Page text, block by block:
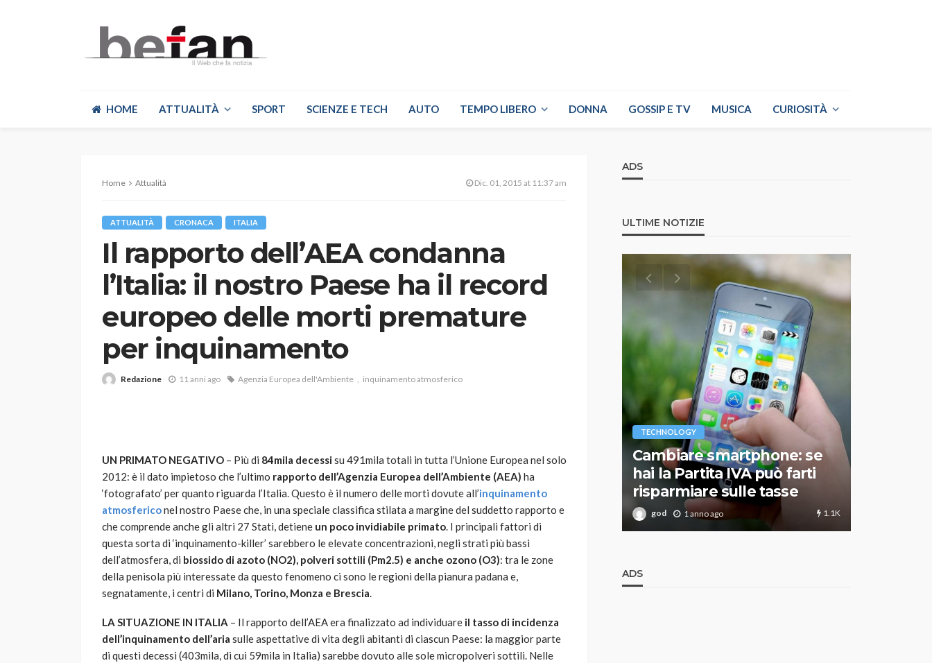
HOME ATTUALITÀ SPORT SCIENZE E TECH AUTO TEMPO LIBERO DONNA GOSSIP E TV MUSICA CURIOSITÀ
Home Attualità Dic. 01, 2015 at 11:37 am
ATTUALITÀ CRONACA ITALIA
Il rapporto dell’AEA condanna
l’Italia: il nostro Paese ha il record
europeo delle morti premature
per inquinamento
Redazione 11 anni ago Agenzia Europea dell'Ambiente inquinamento atmosferico
UN PRIMATO NEGATIVO – Più di 84mila decessisu 491mila totali in tutta l’Unione Europea nel solo
2012: è il dato impietoso che l’ultimo rapporto dell’Agenzia Europea dell’Ambiente (AEA) ha
‘fotografato’ per quanto riguarda l’Italia. Questo è il numero delle morti dovute all’inquinamento
atmosfericonel nostro Paese che, in una speciale classifica stilata a margine del suddetto rapporto e
che comprende anche gli altri 27 Stati, detiene un poco invidiabile primato. I principali fattori di
questa sorta di ‘inquinamento-killer’ sarebbero le elevate concentrazioni, negli strati più bassi
dell’atmosfera, di biossido di azoto (NO2), polveri sottili (Pm2.5) e anche ozono (O3): tra le zone
della penisola più interessate da questo fenomeno ci sono le regioni della pianura padana e,
segnatamente, i centri di Milano, Torino, Monza e Brescia.
LA SITUAZIONE IN ITALIA – Il rapporto dell’AEA era finalizzato ad individuare il tasso di incidenza
dell’inquinamento dell’aria sulle aspettative di vita degli abitanti di ciascun Paese: la maggior parte
di questi decessi (403mila, di cui 59mila in Italia) sarebbe dovuto alle sole micropolveri sottili. Nelle
ADS
ULTIME NOTIZIE
Robot tagliaerba: quale
scegliere per il tuo prato
god 1 anno ago 784
passione per
l’automobilismo
abbracciano la stessa causa
god 9 mesi ago
TECHNOLOGY
Cambiare smartphone: se
hai la Partita IVA può farti
risparmiare sulle tasse
god 1 anno ago 1.1K
ADS